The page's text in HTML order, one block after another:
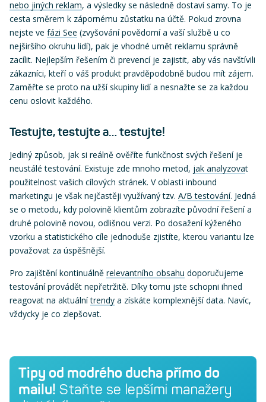
nebo jiných reklam, a výsledky se následně dostaví samy. To je
cesta směrem k zápornému zůstatku na účtě. Pokud zrovna
nejste ve fázi See (zvyšování povědomí a vaší službě u co
nejširšího okruhu lidí), pak je vhodné umět reklamu správně
zacílit. Nejlepším řešením či prevencí je zajistit, aby vás navštívili
zákazníci, kteří o váš produkt pravděpodobně budou mít zájem.
Zaměřte se proto na užší skupiny lidí a nesnažte se za každou
cenu oslovit každého.
Testujte, testujte a… testujte!
Jediný způsob, jak si reálně ověříte funkčnost svých řešení je
neustálé testování. Existuje zde mnoho metod, jak analyzovat
použitelnost vašich cílových stránek. V oblasti inbound
marketingu je však nejčastěji využívaný tzv. A/B testování. Jedná
se o metodu, kdy polovině klientům zobrazíte původní řešení a
druhé polovině novou, odlišnou verzi. Po dosažení kýženého
vzorku a statistického cíle jednoduše zjistíte, kterou variantu lze
považovat za úspěšnější.
Pro zajištění kontinuálně relevantního obsahu doporučujeme
testování provádět nepřetržitě. Díky tomu jste schopni ihned
reagovat na aktuálnítrendy a získáte komplexnější data. Navíc,
vždycky je co zlepšovat.
Tipy od modrého ducha přímo do
mailu! Staňte se lepšími manažery